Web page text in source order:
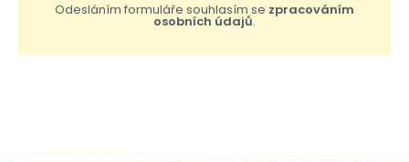
Odesláním formuláře souhlasím se zpracováním
osobních údajů.